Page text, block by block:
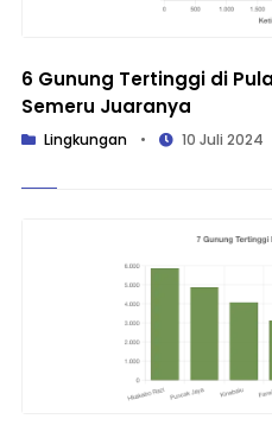
6 Gunung Tertinggi di
Semeru Juaranya
Lingkungan • 10 Juli 2024